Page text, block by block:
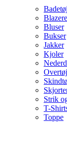
Badetøj
Blazere
Bluser
Bukser
Jakker
Kjoler
Overtøj
Strik
T-
Toppe